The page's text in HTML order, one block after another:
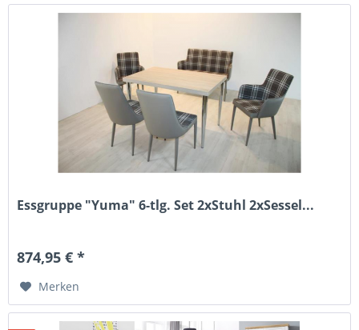
Essgruppe "Yuma" 6-tlg. Set 2xStuhl 2xSessel...
874,95 € *
Merken